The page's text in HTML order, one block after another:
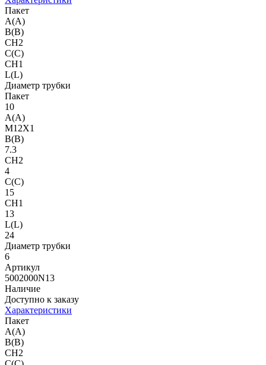
Пакет
A(A)
B(B)
CH2
C(C)
CH1
L(L)
Диаметр трубки
Пакет
10
A(A)
M12X1
B(B)
7.3
CH2
4
C(C)
15
CH1
13
L(L)
24
Диаметр трубки
6
Артикул
5002000N13
Наличие
Доступно к заказу
Характеристики
Пакет
A(A)
B(B)
CH2